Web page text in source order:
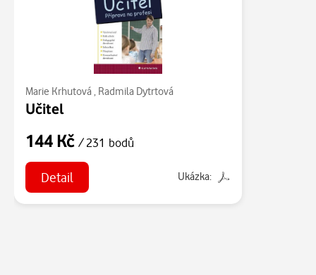
Marie Krhutová , Radmila Dytrtová
Učitel
144 Kč / 231 bodů
Detail Ukázka: